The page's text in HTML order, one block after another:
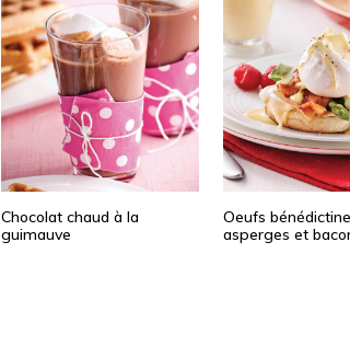
Chocolat chaud à la
guimauve
Oeufs
asperges et